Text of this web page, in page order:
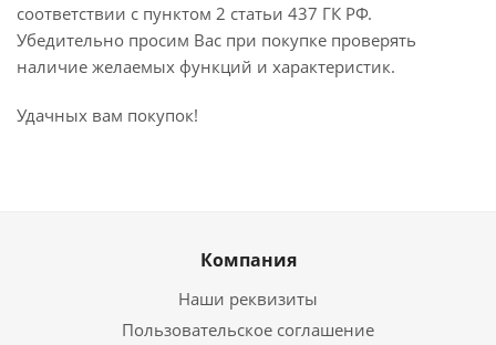
соответствии с пунктом 2 статьи 437 ГК РФ.
Убедительно просим Вас при покупке проверять
наличие желаемых функций и характеристик.
Удачных вам покупок!
Компания
Наши реквизиты
Пользовательское соглашение